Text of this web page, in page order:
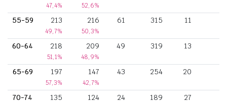
47,4% 52,6%
55-59 213
49,7%
216
50,3%
61 315 11
60-64 218
51,1%
209
48,9%
49 319 13
65-69 197
57,3%
147
42,7%
43 254 20
70-74 135 124 24 189 27